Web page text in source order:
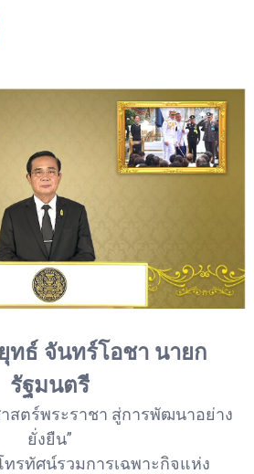
ทธ์ จันทร์โอชา นายก
รัฐมนตรี
าสตร์พระราชา สู่การพัฒนาอย่าง
ยั่งยืน”
รทัศน์รวมการเฉพาะกิจแห่ง